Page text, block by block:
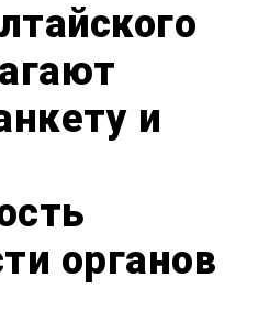
и
органов